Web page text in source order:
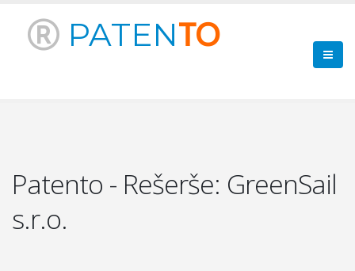
PATENTO
Patento - Rešerše: GreenSail
s.r.o.